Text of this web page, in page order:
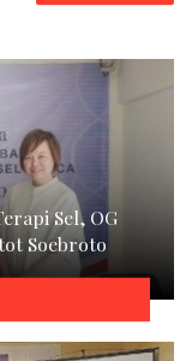
Sel, OG
Soebroto